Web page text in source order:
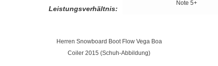
Leistungsverhältnis:
Note 5+
Herren Snowboard Boot Flow Vega Boa
Coiler 2015 (Schuh-Abbildung)